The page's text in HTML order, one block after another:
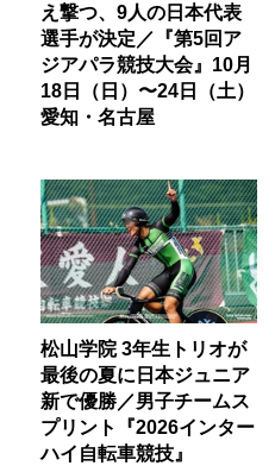
え撃つ、9人の日本代表
選手が決定／『第5回ア
ジアパラ競技大会』10月
18日（日）〜24日（土）
愛知・名古屋
松山学院 3年生トリオが
最後の夏に日本ジュニア
新で優勝／男子チームス
プリント『2026インター
ハイ自転車競技』